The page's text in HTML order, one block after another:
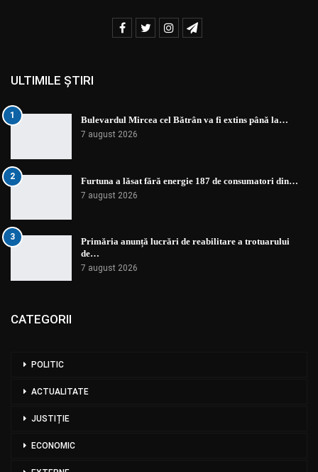
ULTIMILE ȘTIRI
1 Bulevardul Mircea cel Bătrân va fi extins până la…
7 august 2026
2 Furtuna a lăsat fără energie 187 de consumatori din…
7 august 2026
3
Primăria anunță lucrări de reabilitare a trotuarului
de…
7 august 2026
CATEGORII
POLITIC
ACTUALITATE
JUSTIȚIE
ECONOMIC